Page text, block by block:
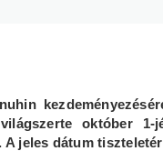
október 1-
A jeles dátum